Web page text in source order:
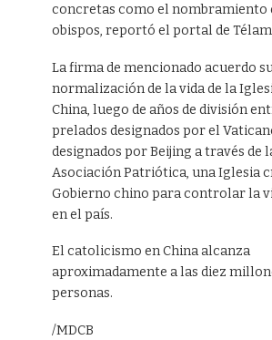
concretas como el nombramiento
obispos, reportó el portal de
La firma de mencionado acuerdo
normalización de la vida de la
China, luego de años de división
prelados designados por el
designados por Beijing a través de
Asociación Patriótica, una Iglesia
Gobierno chino para controlar la
en el país.
El catolicismo en China alcanza
aproximadamente a las diez
personas.
/MDCB